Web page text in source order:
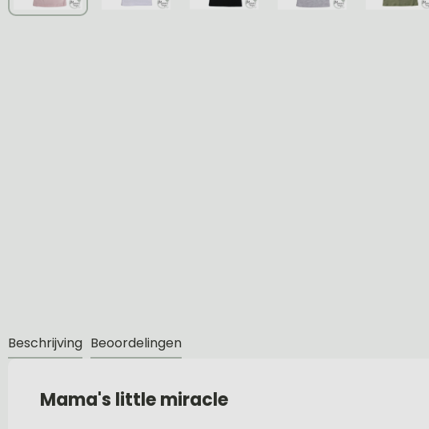
Beschrijving Beoordelingen
Mama's little miracle